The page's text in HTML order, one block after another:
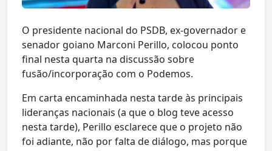
O presidente nacional do PSDB, ex-governador e
senador goiano Marconi Perillo, colocou ponto
final nesta quarta na discussão sobre
fusão/incorporação com o Podemos.
Em carta encaminhada nesta tarde às principais
lideranças nacionais (a que o blog teve acesso
nesta tarde), Perillo esclarece que o projeto não
foi adiante, não por falta de diálogo, mas porque